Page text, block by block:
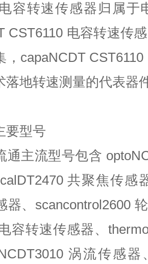
电容转速传感器归属于
CST6110 电容转速传
capaNCDT CST6110
落地转速测量的代表器
要型号
通主流型号包含
共聚焦传感
、 scancontrol2600
容转速传感器、
涡流传感器